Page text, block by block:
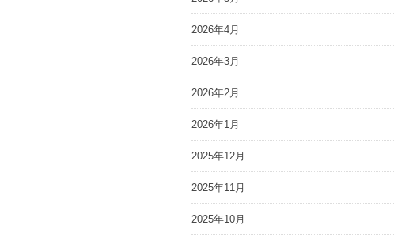
2026年4月
2026年3月
2026年2月
2026年1月
2025年12月
2025年11月
2025年10月